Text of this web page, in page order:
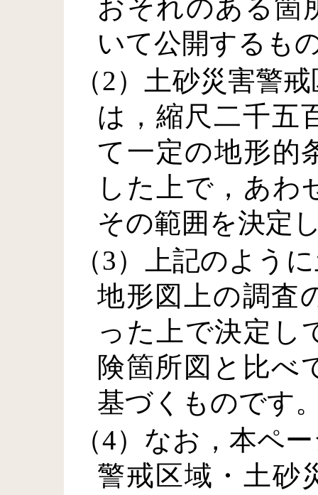
おそれのある箇
いて公開するも
（2）土砂災害警
は，縮尺二千五
て一定の地形的
した上で，あわ
その範囲を決定
（3）上記のよう
地形図上の調査
った上で決定し
険箇所図と比べ
基づくものです
（4）なお，本ペ
警戒区域・土砂